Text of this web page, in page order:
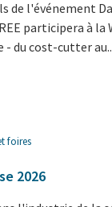
de l'événement
participera à la
- du cost-cutter
foires
2026